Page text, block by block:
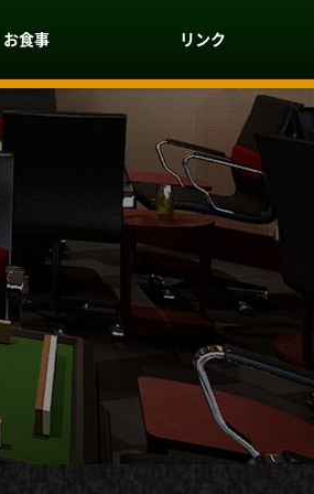
お食事 リンク